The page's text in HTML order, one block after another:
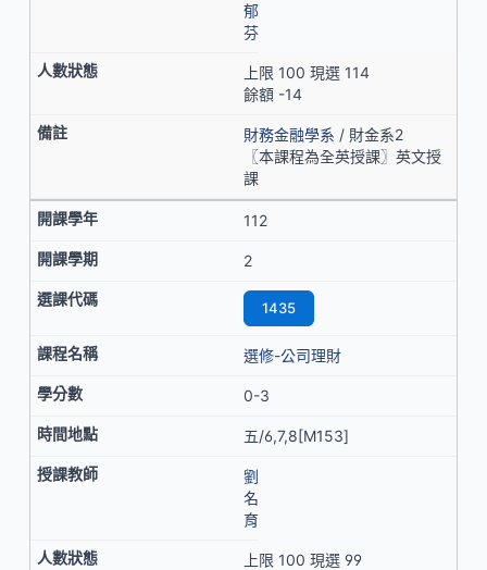
郁
芬
上限 100 現選 114
餘額 -14
財務金融學系 / 財金系2
〖本課程為全英授課〗英文授
課
112
2
1435
選修-公司理財
0-3
五/6,7,8[M153]
劉
名
育
上限 100 現選 99